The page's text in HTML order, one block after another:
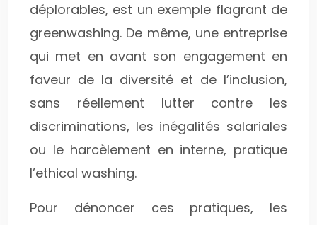
déplorables, est un exemple flagrant de
greenwashing. De même, une entreprise
qui met en avant son engagement en
faveur de la diversité et de l’inclusion,
sans réellement lutter contre les
discriminations, les inégalités salariales
ou le harcèlement en interne, pratique
l’ethical washing.
Pour dénoncer ces pratiques, les